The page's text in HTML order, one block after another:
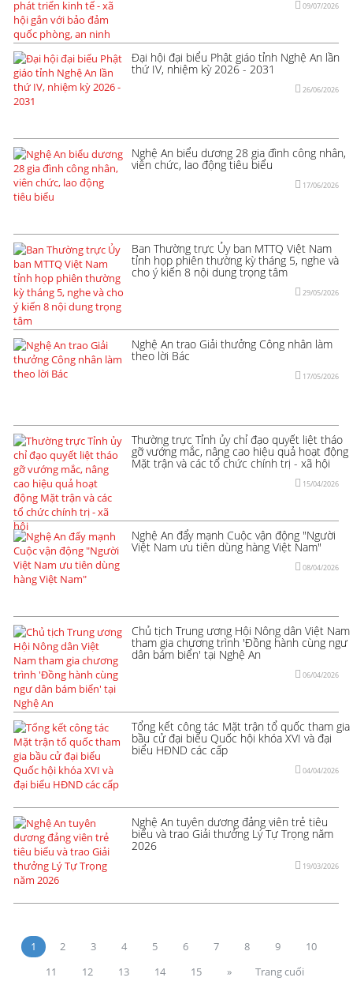
09/07/2026
Đại hội đại biểu Phật giáo tỉnh Nghệ An lần
thứ IV, nhiệm kỳ 2026 - 2031
26/06/2026
Nghệ An biểu dương 28 gia đình công nhân,
viên chức, lao động tiêu biểu
17/06/2026
Ban Thường trực Ủy ban MTTQ Việt Nam
tỉnh họp phiên thường kỳ tháng 5, nghe và
cho ý kiến 8 nội dung trọng tâm
29/05/2026
Nghệ An trao Giải thưởng Công nhân làm
theo lời Bác
17/05/2026
Thường trực Tỉnh ủy chỉ đạo quyết liệt tháo
gỡ vướng mắc, nâng cao hiệu quả hoạt động
Mặt trận và các tổ chức chính trị - xã hội
15/04/2026
Nghệ An đẩy mạnh Cuộc vận động "Người
Việt Nam ưu tiên dùng hàng Việt Nam"
08/04/2026
Chủ tịch Trung ương Hội Nông dân Việt Nam
tham gia chương trình 'Đồng hành cùng ngư
dân bám biển' tại Nghệ An
06/04/2026
Tổng kết công tác Mặt trận tổ quốc tham gia
bầu cử đại biểu Quốc hội khóa XVI và đại
biểu HĐND các cấp
04/04/2026
Nghệ An tuyên dương đảng viên trẻ tiêu
biểu và trao Giải thưởng Lý Tự Trọng năm
2026
19/03/2026
1 2 3 4 5 6 7 8 9
10
11
12 13 14 15 » Trang cuối